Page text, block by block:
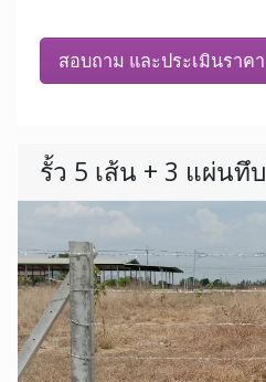
สอบถาม และประเมินราคา
รั้ว 5 เส้น + 3 แผ่นทึบ